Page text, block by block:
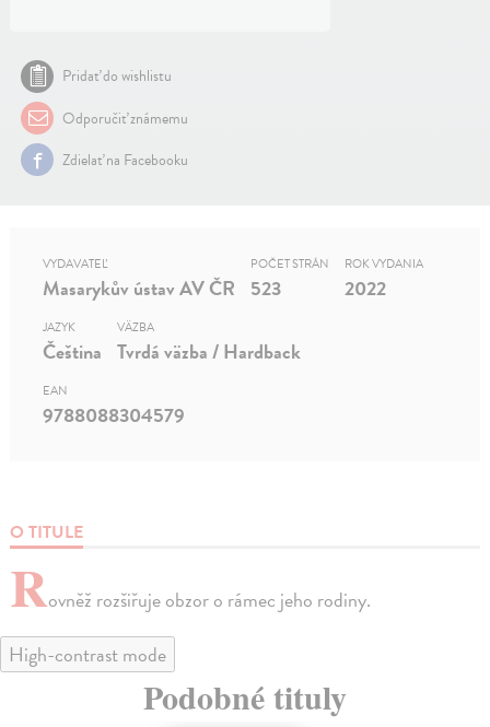
Pridať do wishlistu
Odporučiť známemu
Zdielať na Facebooku
O TITULE
Rovněž rozšiřuje obzor o rámec jeho rodiny.
VYDAVATEĽ
Masarykův ústav AV ČR
POČET STRÁN
523
ROK VYDANIA
2022
JAZYK
Čeština
VÄZBA
Tvrdá väzba / Hardback
EAN
9788088304579
High-contrast mode
Podobné tituly